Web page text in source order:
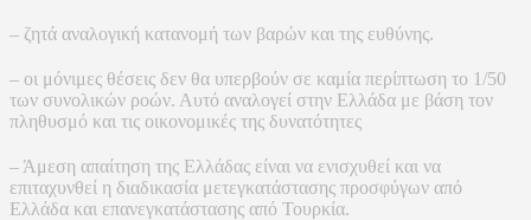
– ζητά αναλογική κατανομή των βαρών και της ευθύνης.
– οι μόνιμες θέσεις δεν θα υπερβούν σε καμία περίπτωση το 1/50
των συνολικών ροών. Αυτό αναλογεί στην Ελλάδα με βάση τον
πληθυσμό και τις οικονομικές της δυνατότητες
– Άμεση απαίτηση της Ελλάδας είναι να ενισχυθεί και να
επιταχυνθεί η διαδικασία μετεγκατάστασης προσφύγων από
Ελλάδα και επανεγκατάστασης από Τουρκία.